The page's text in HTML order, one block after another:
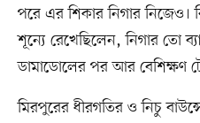
পরে এর শিকার নিগার নিজেও।
শূন্যে রেখেছিলেন, নিগার তো
ডামাডোলের পর আর বেশিক্ষণ
মিরপুরের ধীরগতির ও নিচু